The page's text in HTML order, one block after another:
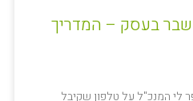
בעסק – המדריך
לי המנכ"ל על טלפון שקיבל